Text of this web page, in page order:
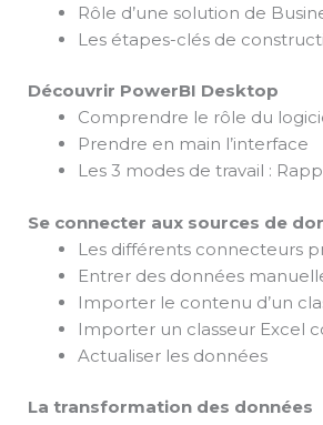
Rôle d’une solution de
Les étapes-clés de
Découvrir PowerBI Desktop
Comprendre le rôle du
Prendre en main l’interface
Les 3 modes de travail :
Se connecter aux sources de
Les différents connecteurs
Entrer des données
Importer le contenu d’un
Importer un classeur Excel
Actualiser les données
La transformation des données